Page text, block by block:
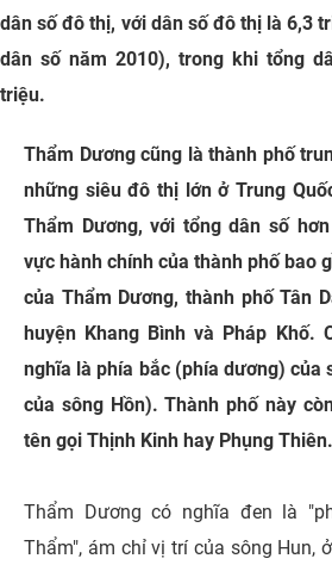
dân số đô thị, với dân số đô thị là 6,3
dân số năm 2010), trong khi tổng
triệu.
Thẩm Dương cũng là thành phố
những siêu đô thị lớn ở Trung
Thẩm Dương, với tổng dân số
vực hành chính của thành phố bao
của Thẩm Dương, thành phố Tân
huyện Khang Bình và Pháp Khố.
nghĩa là phía bắc (phía dương) của
của sông Hồn). Thành phố này
tên gọi Thịnh Kinh hay Phụng Thiên.
Thẩm Dương có nghĩa đen là
Thẩm", ám chỉ vị trí của sông Hun,